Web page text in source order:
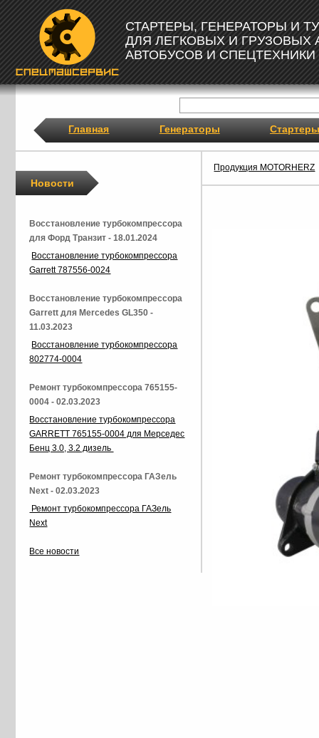
СТАРТЕРЫ, ГЕНЕРАТОРЫ И
ДЛЯ ЛЕГКОВЫХ И ГРУЗОВЫХ
АВТОБУСОВ И СПЕЦТЕХНИКИ
Главная Генераторы Стартеры
Продукция MOTORHERZ
Новости
Восстановление турбокомпрессора
для Форд Транзит - 18.01.2024
Восстановление турбокомпрессора
Garrett 787556-0024
Восстановление турбокомпрессора
Garrett для Mercedes GL350 -
11.03.2023
Восстановление турбокомпрессора
802774-0004
Ремонт турбокомпрессора 765155-
0004 - 02.03.2023
Восстановление турбокомпрессора
GARRETT 765155-0004 для Мерседес
Бенц 3.0, 3.2 дизель
Ремонт турбокомпрессора ГАЗель
Next - 02.03.2023
Ремонт турбокомпрессора ГАЗель
Next
Все новости